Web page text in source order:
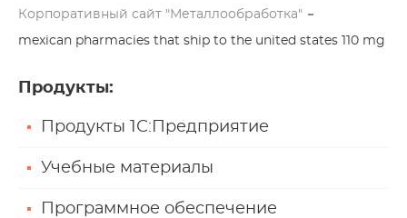
Корпоративный сайт "Металлообработка"
mexican pharmacies that ship to the united states 110 mg
Продукты:
Продукты 1С:Предприятие
Учебные материалы
Программное обеспечение